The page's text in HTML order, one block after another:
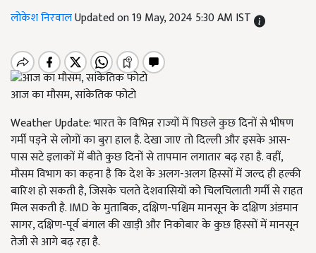
लोकेश निरवालUpdated on 19 May, 2024 5:30 AM IST
आज का मौसम, सांकेतिक फोटो
Weather Update: भारत के विभिन्न राज्यों में पिछले कुछ दिनों से भीषण
गर्मी पड़ने से लोगों का बुरा हाल है. देखा जाए तो दिल्ली और इसके आस-
पास सटे इलाकों में बीते कुछ दिनों से तापमान लगातार बढ़ रहा है. वहीं,
मौसम विभाग का कहना है कि देश के अलग-अलग हिस्सों में जल्द ही हल्की
बारिश हो सकती है, जिसके चलते देशवासियों को चिलचिलाती गर्मी से राहत
मिल सकती है. IMD के मुताबिक, दक्षिण-पश्चिम मानसून के दक्षिण अंडमान
सागर, दक्षिण-पूर्व बंगाल की खाड़ी और निकोबार के कुछ हिस्सों में मानसून
तेजी से आगे बढ़ रहा है.